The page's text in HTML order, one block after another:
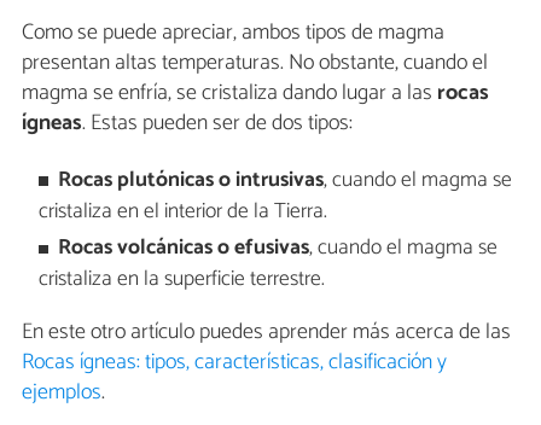
Como se puede apreciar, ambos tipos de magma
presentan altas temperaturas. No obstante, cuando el
magma se enfría, se cristaliza dando lugar a las rocas
ígneas. Estas pueden ser de dos tipos:
Rocas plutónicas o intrusivas, cuando el magma se
cristaliza en el interior de la Tierra.
Rocas volcánicas o efusivas, cuando el magma se
cristaliza en la superficie terrestre.
En este otro artículo puedes aprender más acerca de las
Rocas ígneas: tipos, características, clasificación y
ejemplos.